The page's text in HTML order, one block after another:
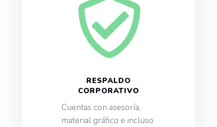
RESPALDO
CORPORATIVO
Cuentas con asesoría,
material gráfico e incluso